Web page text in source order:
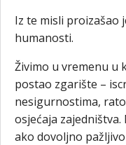
Iz te misli proizašao
humanosti.
Živimo u vremenu u
postao zgarište –
nesigurnostima,
osjećaja
ako dovoljno